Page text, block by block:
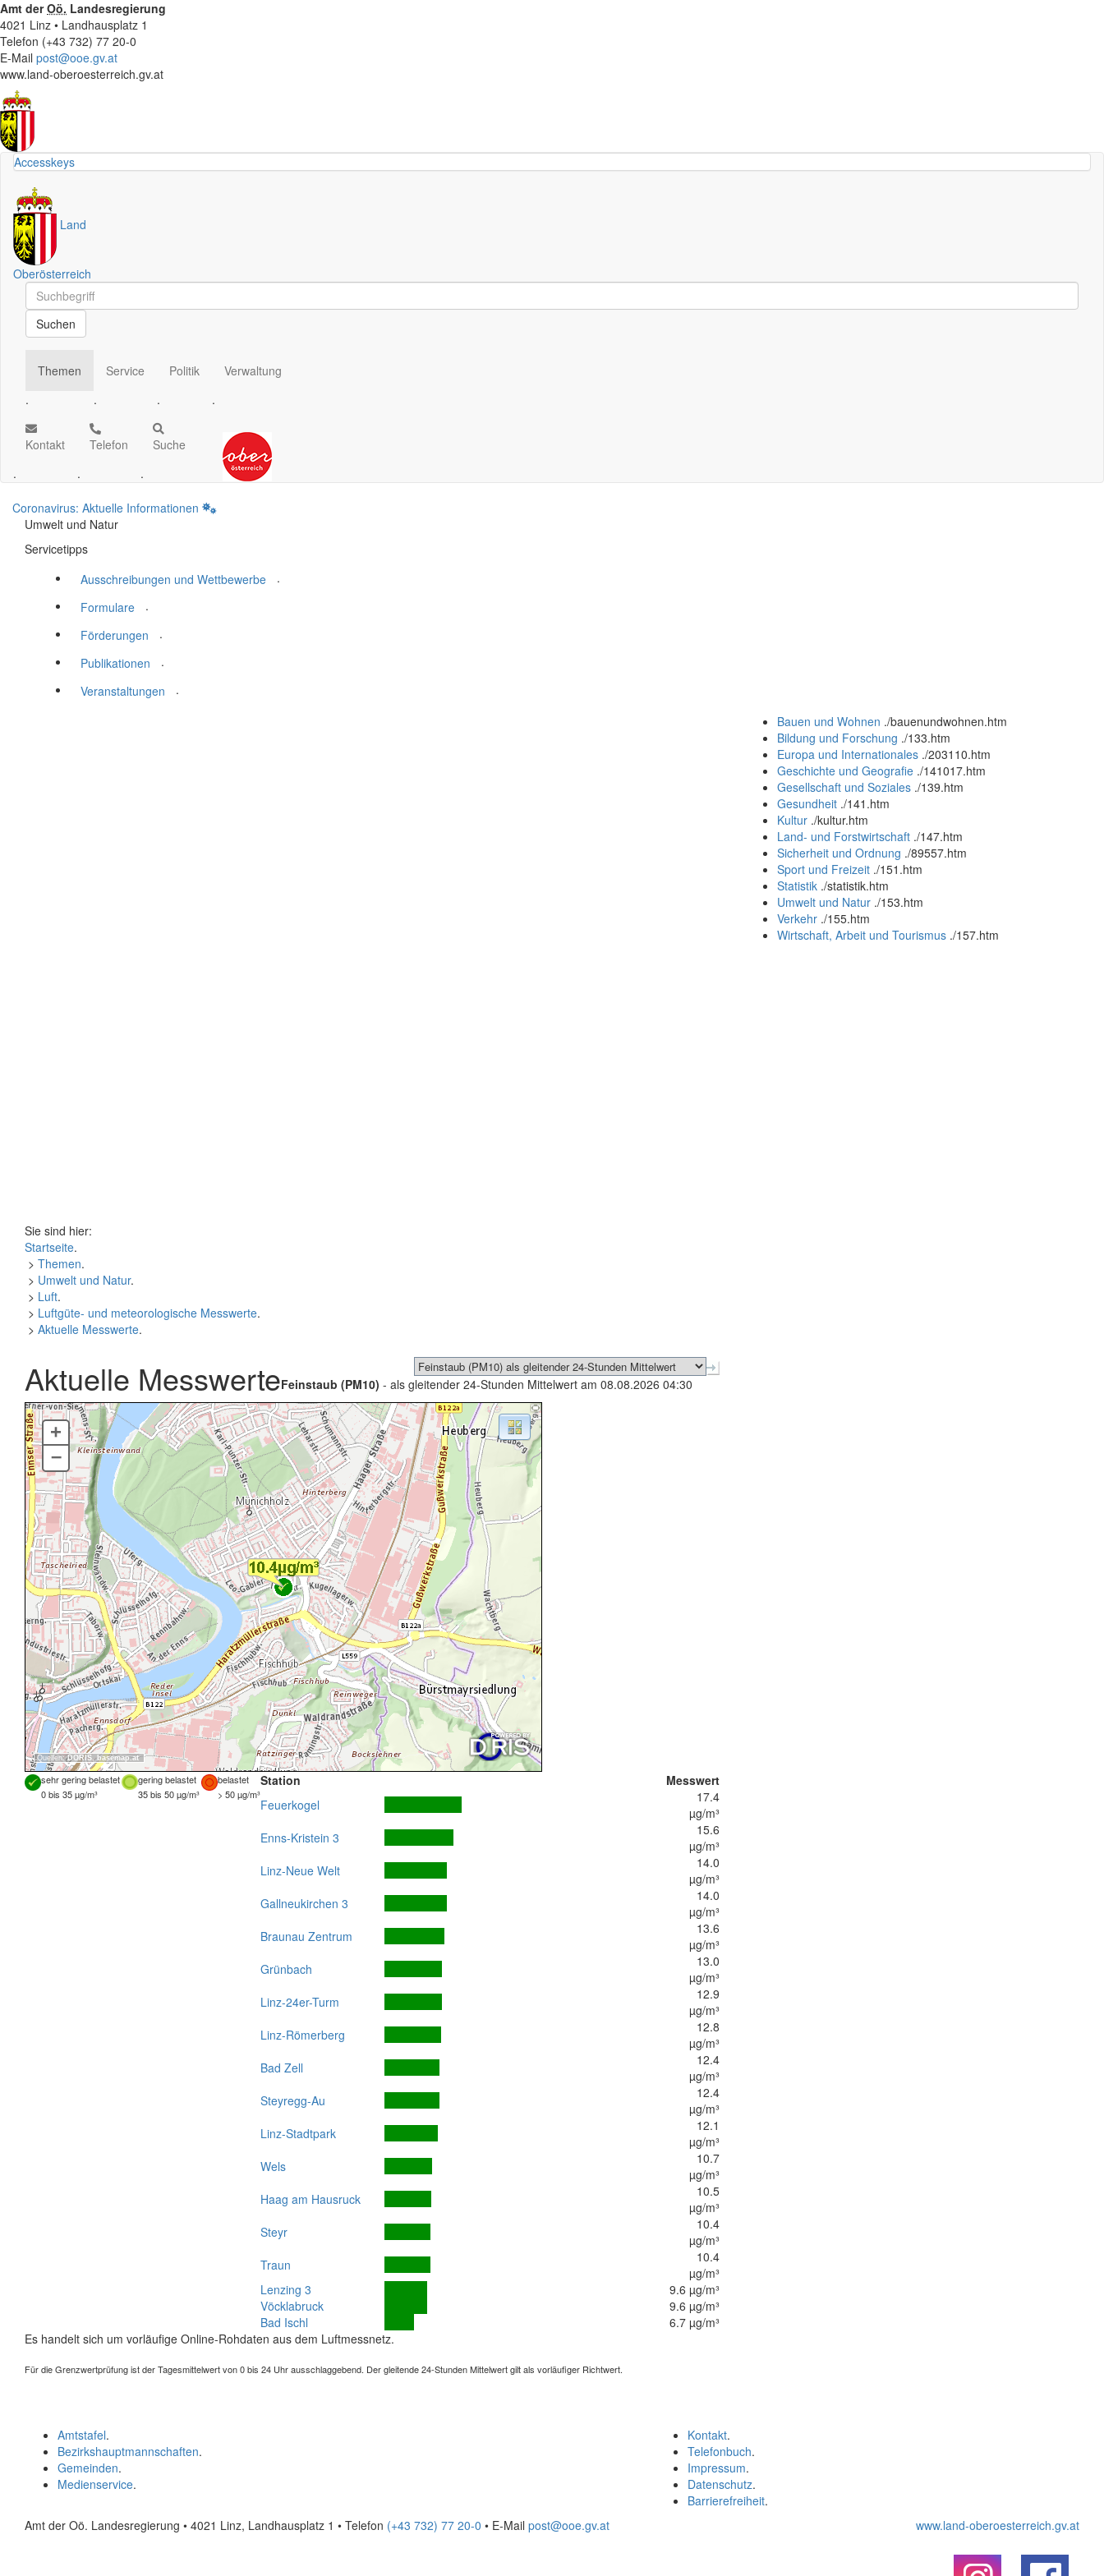
Amt derOö. Landesregierung
4021 Linz • Landhausplatz 1
Telefon (+43 732) 77 20-0
E-Mail post@ooe.gv.at
www.land-oberoesterreich.gv.at
Accesskeys
Land
Oberösterreich
Schnellsuche
Schnellsuche
Suchen
Themen
.
Service
.
Politik
.
Verwaltung
.
Kontakt
.
Telefon
.
Suche
.
Coronavirus: Aktuelle Informationen
Umwelt und Natur
Servicetipps
Ausschreibungen und Wettbewerbe
.
Formulare
.
Förderungen
.
Publikationen
.
Veranstaltungen
.
Bauen und Wohnen ./bauenundwohnen.htm
Bildung und Forschung ./133.htm
Europa und Internationales ./203110.htm
Geschichte und Geografie ./141017.htm
Gesellschaft und Soziales ./139.htm
Gesundheit ./141.htm
Kultur ./kultur.htm
Land- und Forstwirtschaft ./147.htm
Sicherheit und Ordnung ./89557.htm
Sport und Freizeit ./151.htm
Statistik ./statistik.htm
Umwelt und Natur ./153.htm
Verkehr ./155.htm
Wirtschaft, Arbeit und Tourismus ./157.htm
Sie sind hier:
Startseite.
> Themen.
> Umwelt und Natur.
> Luft.
> Luftgüte- und meteorologische Messwerte.
> Aktuelle Messwerte.
Aktuelle MesswerteFeinstaub (PM10) - als gleitender 24-Stunden Mittelwert am 08.08.2026 04:30
Quellen:DORIS, basemap.at
+
–
sehr gering belastet gering belastet
belastet
0 bis 35 µg/m³
35 bis 50 µg/m³ > 50 µg/m³
Station
Messwert
Feuerkogel
17.4
µg/m³
Enns-Kristein 3
15.6
µg/m³
Linz-Neue Welt
14.0
µg/m³
Gallneukirchen 3
14.0
µg/m³
Braunau Zentrum
13.6
µg/m³
Grünbach
13.0
µg/m³
Linz-24er-Turm
12.9
µg/m³
Linz-Römerberg
12.8
µg/m³
Bad Zell
12.4
µg/m³
Steyregg-Au
12.4
µg/m³
Linz-Stadtpark
12.1
µg/m³
Wels
10.7
µg/m³
Haag am Hausruck
10.5
µg/m³
Steyr
10.4
µg/m³
Traun
10.4
µg/m³
Lenzing 3
9.6 µg/m³
Vöcklabruck
9.6 µg/m³
Bad Ischl
6.7 µg/m³
Es handelt sich um vorläufige Online-Rohdaten aus dem Luftmessnetz.
Für die Grenzwertprüfung ist der Tagesmittelwert von 0 bis 24 Uhr ausschlaggebend. Der gleitende 24-Stunden Mittelwert gilt als vorläufiger Richtwert.
Kontakt.
Telefonbuch.
Impressum.
Datenschutz.
Barrierefreiheit.
Amtstafel.
Bezirkshauptmannschaften.
Gemeinden.
Medienservice.
Amt der Oö. Landesregierung • 4021 Linz, Landhausplatz 1 • Telefon (+43 732) 77 20-0 • E-Mail post@ooe.gv.at www.land-oberoesterreich.gv.at